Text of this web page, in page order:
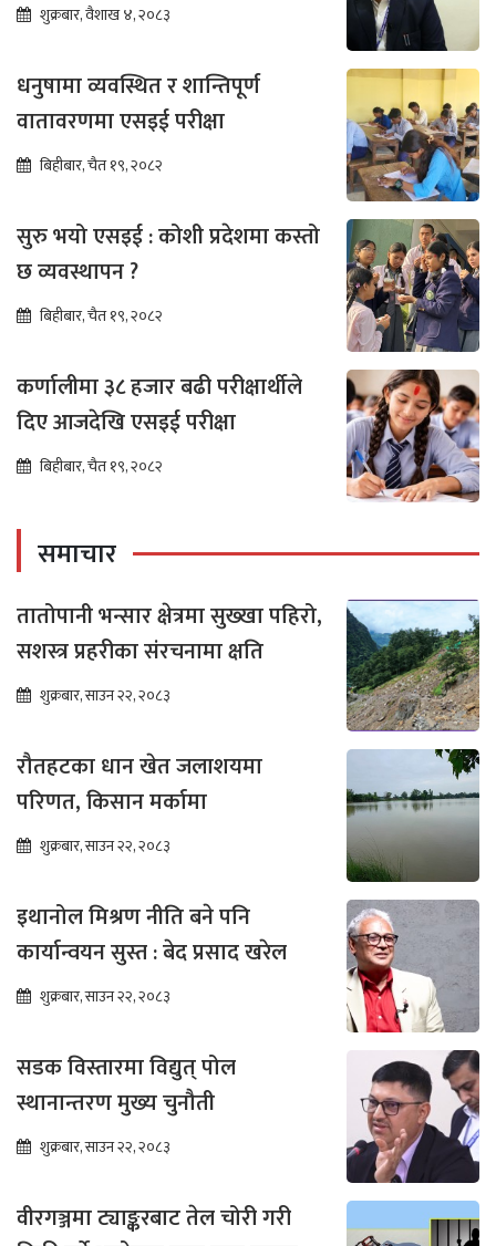
शुक्रबार, वैशाख ४, २०८३
धनुषामा व्यवस्थित र शान्तिपूर्ण
वातावरणमा एसइई परीक्षा
बिहीबार, चैत १९, २०८२
सुरु भयो एसइई : कोशी प्रदेशमा कस्तो
छ व्यवस्थापन ?
बिहीबार, चैत १९, २०८२
कर्णालीमा ३८ हजार बढी परीक्षार्थीले
दिए आजदेखि एसइई परीक्षा
बिहीबार, चैत १९, २०८२
समाचार
तातोपानी भन्सार क्षेत्रमा सुख्खा पहिरो,
सशस्त्र प्रहरीका संरचनामा क्षति
शुक्रबार, साउन २२, २०८३
रौतहटका धान खेत जलाशयमा
परिणत, किसान मर्कामा
शुक्रबार, साउन २२, २०८३
इथानोल मिश्रण नीति बने पनि
कार्यान्वयन सुस्त : बेद प्रसाद खरेल
शुक्रबार, साउन २२, २०८३
सडक विस्तारमा विद्युत् पोल
स्थानान्तरण मुख्य चुनौती
शुक्रबार, साउन २२, २०८३
वीरगञ्जमा ट्याङ्करबाट तेल चोरी गरी